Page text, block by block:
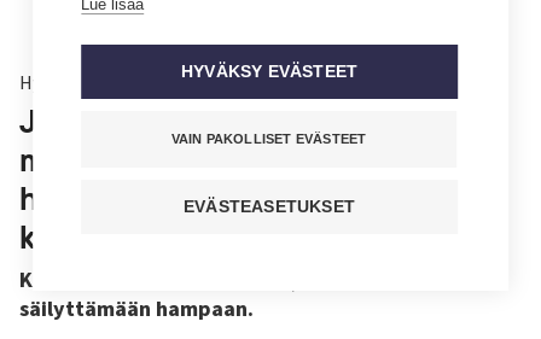
Hyvinvointi
Juurihoidolla on suotta huono
maine – operaatio pelastaa
hampaan joskus jopa yhdellä
käynnillä
Kun hampaan ydin tulehtuu, juurihoito auttaa
säilyttämään hampaan.
Lue lisää
HYVÄKSY EVÄSTEET
VAIN PAKOLLISET EVÄSTEET
EVÄSTEASETUKSET